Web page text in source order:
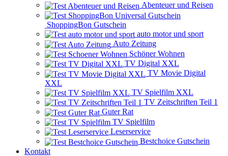
Abenteuer und Reisen
ShoppingBon Gutschein
auto motor und sport
Auto Zeitung
Schöner Wohnen
TV Digital XXL
TV Movie Digital
XXL
TV Spielfilm XXL
TV Zeitschriften Teil 1
Guter Rat
TV Spielfilm
Leserservice
Bestchoice Gutschein
Kontakt